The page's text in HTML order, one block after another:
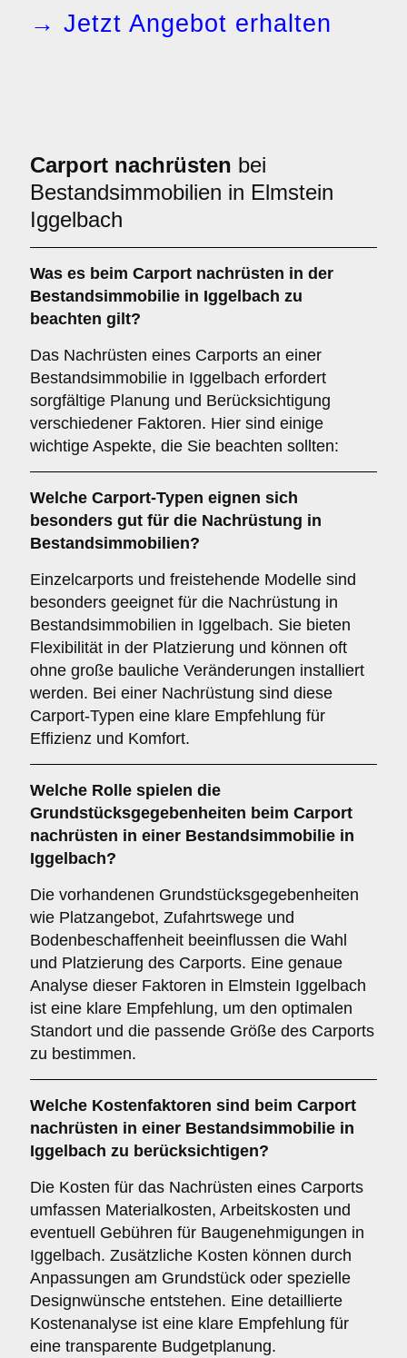
→ Jetzt Angebot erhalten
Carport nachrüsten bei
Bestandsimmobilien in Elmstein
Iggelbach
Was es beim Carport nachrüsten in der
Bestandsimmobilie in Iggelbach zu
beachten gilt?
Das Nachrüsten eines Carports an einer
Bestandsimmobilie in Iggelbach erfordert
sorgfältige Planung und Berücksichtigung
verschiedener Faktoren. Hier sind einige
wichtige Aspekte, die Sie beachten sollten:
Welche Carport-Typen eignen sich
besonders gut für die Nachrüstung in
Bestandsimmobilien?
Einzelcarports und freistehende Modelle sind
besonders geeignet für die Nachrüstung in
Bestandsimmobilien in Iggelbach. Sie bieten
Flexibilität in der Platzierung und können oft
ohne große bauliche Veränderungen installiert
werden. Bei einer Nachrüstung sind diese
Carport-Typen eine klare Empfehlung für
Effizienz und Komfort.
Welche Rolle spielen die
Grundstücksgegebenheiten beim Carport
nachrüsten in einer Bestandsimmobilie in
Iggelbach?
Die vorhandenen Grundstücksgegebenheiten
wie Platzangebot, Zufahrtswege und
Bodenbeschaffenheit beeinflussen die Wahl
und Platzierung des Carports. Eine genaue
Analyse dieser Faktoren in Elmstein Iggelbach
ist eine klare Empfehlung, um den optimalen
Standort und die passende Größe des Carports
zu bestimmen.
Welche Kostenfaktoren sind beim Carport
nachrüsten in einer Bestandsimmobilie in
Iggelbach zu berücksichtigen?
Die Kosten für das Nachrüsten eines Carports
umfassen Materialkosten, Arbeitskosten und
eventuell Gebühren für Baugenehmigungen in
Iggelbach. Zusätzliche Kosten können durch
Anpassungen am Grundstück oder spezielle
Designwünsche entstehen. Eine detaillierte
Kostenanalyse ist eine klare Empfehlung für
eine transparente Budgetplanung.